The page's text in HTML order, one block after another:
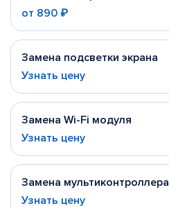
от 890 ₽
Замена подсветки экрана
Узнать цену
Замена Wi-Fi модуля
Узнать цену
Замена мультиконтроллера
Узнать цену